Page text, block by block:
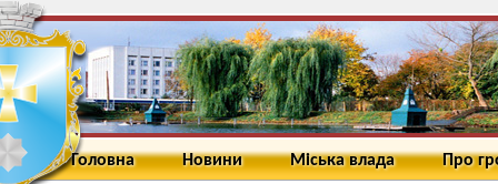
Головна Новини Міська влада Про